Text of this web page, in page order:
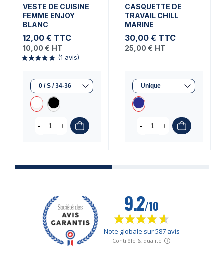
VESTE DE CUISINE
FEMME ENJOY
BLANC
12,00 € TTC
(1 avis)
10,00 € HT
- +
CASQUETTE DE
TRAVAIL CHILL
MARINE
30,00 € TTC
25,00 € HT
- +